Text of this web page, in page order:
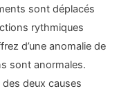
sont déplacés
rythmiques
d’une anomalie de
sont anormales.
des deux causes